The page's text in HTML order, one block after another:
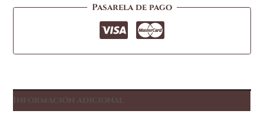
Pasarela de pago
Información adicional